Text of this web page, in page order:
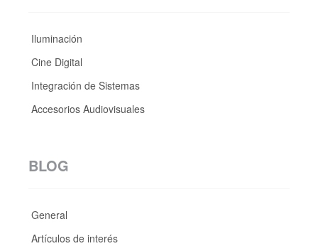
Iluminación
Cine Digital
Integración de Sistemas
Accesorios Audiovisuales
BLOG
General
Artículos de interés